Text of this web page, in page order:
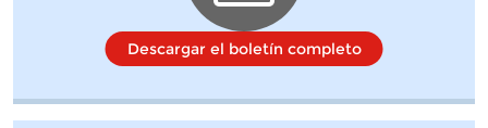
Descargar el boletín completo